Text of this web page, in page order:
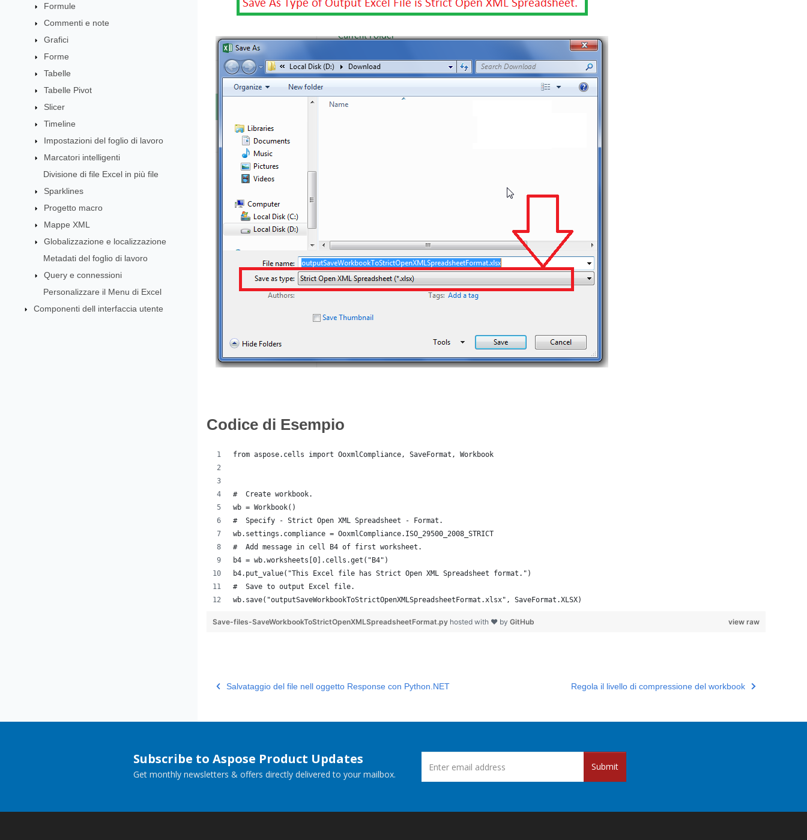
Formule
Commenti e note
Grafici
Forme
Tabelle
Tabelle Pivot
Slicer
Timeline
Impostazioni del foglio di lavoro
Marcatori intelligenti
Divisione di file Excel in più file
Sparklines
Progetto macro
Mappe XML
Globalizzazione e localizzazione
Metadati del foglio di lavoro
Query e connessioni
Personalizzare il Menu di Excel
Componenti dell interfaccia utente
Codice di Esempio
from aspose.cells import OoxmlCompliance, SaveFormat, Workbook
#  Create workbook.
wb = Workbook()
#  Specify - Strict Open XML Spreadsheet - Format.
wb.settings.compliance = OoxmlCompliance.ISO_29500_2008_STRICT
#  Add message in cell B4 of first worksheet.
b4 = wb.worksheets[0].cells.get("B4")
b4.put_value("This Excel file has Strict Open XML Spreadsheet format.")
#  Save to output Excel file.
wb.save("outputSaveWorkbookToStrictOpenXMLSpreadsheetFormat.xlsx", SaveFormat.XLSX)
view raw
Save-files-SaveWorkbookToStrictOpenXMLSpreadsheetFormat.py hosted with ❤ by GitHub
Salvataggio del file nell oggetto Response con Python.NET Regola il livello di compressione del workbook
Subscribe to Aspose Product Updates
Get monthly newsletters & offers directly delivered to your mailbox.
Submit